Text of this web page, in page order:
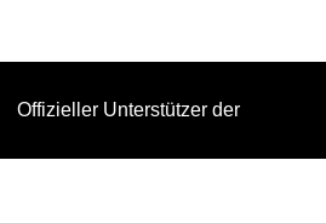
Offizieller Unterstützer der